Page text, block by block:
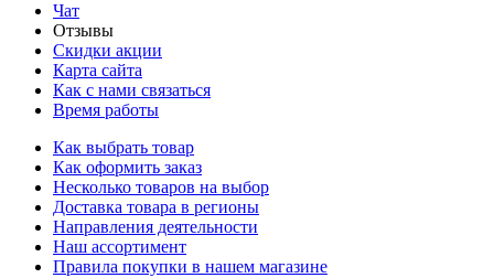
Чат
Отзывы
Скидки акции
Карта сайта
Как с нами связаться
Время работы
Как выбрать товар
Как оформить заказ
Несколько товаров на выбор
Доставка товара в регионы
Направления деятельности
Наш ассортимент
Правила покупки в нашем магазине